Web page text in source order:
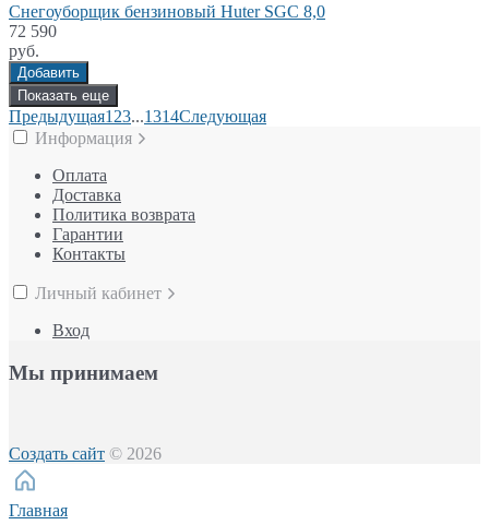
Снегоуборщик бензиновый Huter SGC 8,0
72 590
руб.
Добавить
Показать еще
Предыдущая1 23...1314Следующая
Информация
Оплата
Доставка
Политика возврата
Гарантии
Контакты
Личный кабинет
Вход
Мы принимаем
Создать сайт © 2026
Главная